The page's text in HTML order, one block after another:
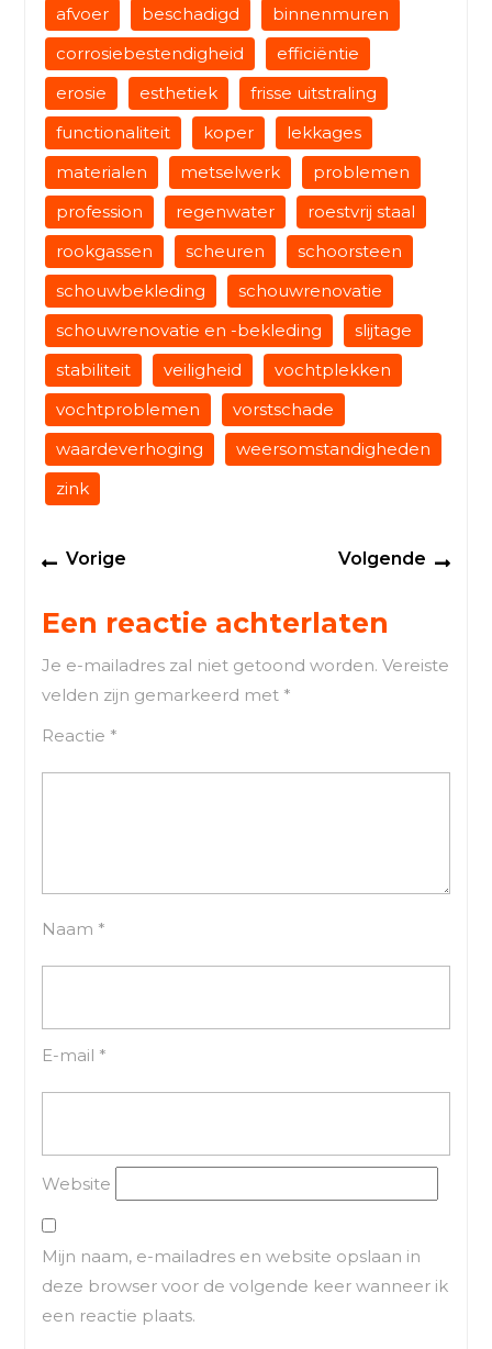
afvoer beschadigd
binnenmuren
corrosiebestendigheid
efficiëntie
erosie
esthetiek
frisse uitstraling
functionaliteit
koper
lekkages
materialen
metselwerk
problemen
profession
regenwater
roestvrij staal
rookgassen
scheuren
schoorsteen
schouwbekleding
schouwrenovatie
schouwrenovatie en -bekleding
slijtage
stabiliteit
veiligheid
vochtplekken
vochtproblemen
vorstschade
waardeverhoging
weersomstandigheden
zink
Berichtnavigatie
Vorige Volgende
Een reactie achterlaten
Je e-mailadres zal niet getoond worden. Vereiste
velden zijn gemarkeerd met *
Reactie *
Naam *
E-mail *
Website
Mijn naam, e-mailadres en website opslaan in
deze browser voor de volgende keer wanneer ik
een reactie plaats.